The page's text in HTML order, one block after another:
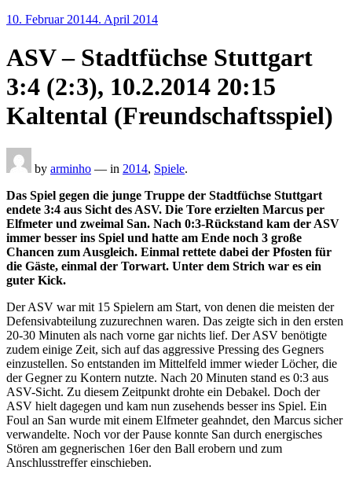
Posted
10. Februar 20144. April 2014
ASV – Stadtfüchse Stuttgart
3:4 (2:3), 10.2.2014 20:15
Kaltental (Freundschaftsspiel)
by arminho — in 2014, Spiele.
Das Spiel gegen die junge Truppe der Stadtfüchse Stuttgart
endete 3:4 aus Sicht des ASV. Die Tore erzielten Marcus per
Elfmeter und zweimal San. Nach 0:3-Rückstand kam der ASV
immer besser ins Spiel und hatte am Ende noch 3 große
Chancen zum Ausgleich. Einmal rettete dabei der Pfosten für
die Gäste, einmal der Torwart. Unter dem Strich war es ein
guter Kick.
Der ASV war mit 15 Spielern am Start, von denen die meisten der
Defensivabteilung zuzurechnen waren. Das zeigte sich in den ersten
20-30 Minuten als nach vorne gar nichts lief. Der ASV benötigte
zudem einige Zeit, sich auf das aggressive Pressing des Gegners
einzustellen. So entstanden im Mittelfeld immer wieder Löcher, die
der Gegner zu Kontern nutzte. Nach 20 Minuten stand es 0:3 aus
ASV-Sicht. Zu diesem Zeitpunkt drohte ein Debakel. Doch der
ASV hielt dagegen und kam nun zusehends besser ins Spiel. Ein
Foul an San wurde mit einem Elfmeter geahndet, den Marcus sicher
verwandelte. Noch vor der Pause konnte San durch energisches
Stören am gegnerischen 16er den Ball erobern und zum
Anschlusstreffer einschieben.